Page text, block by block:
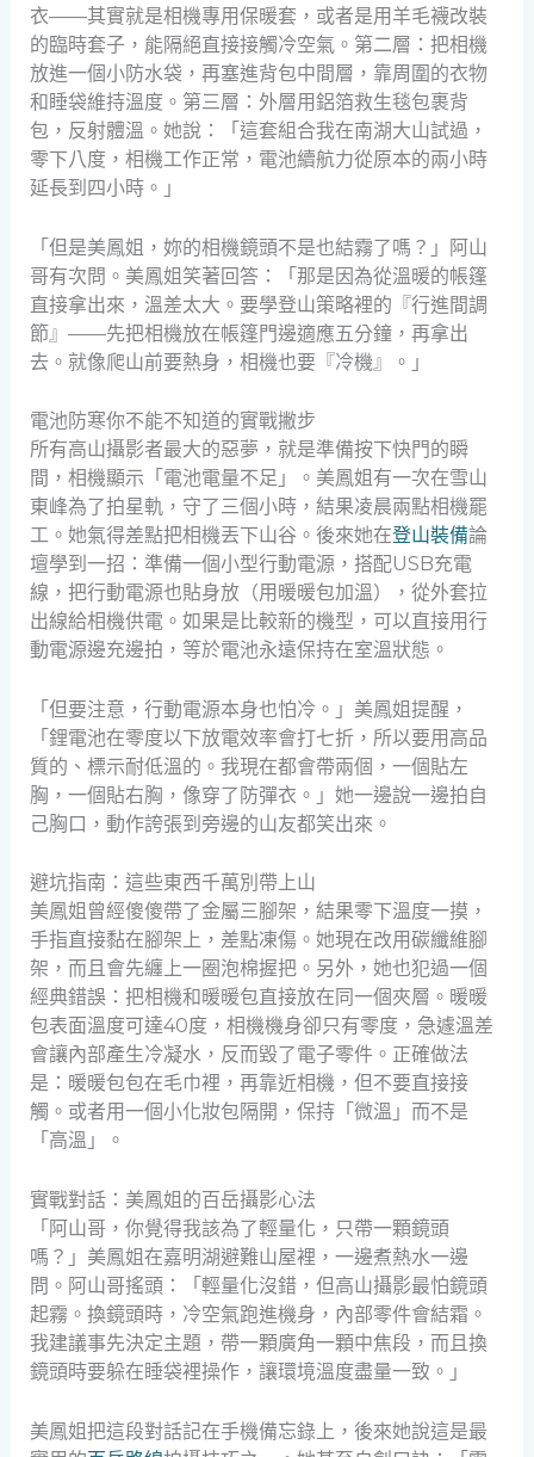
衣——其實就是相機專用保暖套，或者是用羊毛襪改裝
的臨時套子，能隔絕直接接觸冷空氣。第二層：把相機
放進一個小防水袋，再塞進背包中間層，靠周圍的衣物
和睡袋維持溫度。第三層：外層用鋁箔救生毯包裹背
包，反射體溫。她說：「這套組合我在南湖大山試過，
零下八度，相機工作正常，電池續航力從原本的兩小時
延長到四小時。」
「但是美鳳姐，妳的相機鏡頭不是也結霧了嗎？」阿山
哥有次問。美鳳姐笑著回答：「那是因為從溫暖的帳篷
直接拿出來，溫差太大。要學登山策略裡的『行進間調
節』——先把相機放在帳篷門邊適應五分鐘，再拿出
去。就像爬山前要熱身，相機也要『冷機』。」
電池防寒你不能不知道的實戰撇步
所有高山攝影者最大的惡夢，就是準備按下快門的瞬
間，相機顯示「電池電量不足」。美鳳姐有一次在雪山
東峰為了拍星軌，守了三個小時，結果凌晨兩點相機罷
工。她氣得差點把相機丟下山谷。後來她在登山裝備論
壇學到一招：準備一個小型行動電源，搭配USB充電
線，把行動電源也貼身放（用暖暖包加溫），從外套拉
出線給相機供電。如果是比較新的機型，可以直接用行
動電源邊充邊拍，等於電池永遠保持在室溫狀態。
「但要注意，行動電源本身也怕冷。」美鳳姐提醒，
「鋰電池在零度以下放電效率會打七折，所以要用高品
質的、標示耐低溫的。我現在都會帶兩個，一個貼左
胸，一個貼右胸，像穿了防彈衣。」她一邊說一邊拍自
己胸口，動作誇張到旁邊的山友都笑出來。
避坑指南：這些東西千萬別帶上山
美鳳姐曾經傻傻帶了金屬三腳架，結果零下溫度一摸，
手指直接黏在腳架上，差點凍傷。她現在改用碳纖維腳
架，而且會先纏上一圈泡棉握把。另外，她也犯過一個
經典錯誤：把相機和暖暖包直接放在同一個夾層。暖暖
包表面溫度可達40度，相機機身卻只有零度，急遽溫差
會讓內部產生冷凝水，反而毀了電子零件。正確做法
是：暖暖包包在毛巾裡，再靠近相機，但不要直接接
觸。或者用一個小化妝包隔開，保持「微溫」而不是
「高溫」。
實戰對話：美鳳姐的百岳攝影心法
「阿山哥，你覺得我該為了輕量化，只帶一顆鏡頭
嗎？」美鳳姐在嘉明湖避難山屋裡，一邊煮熱水一邊
問。阿山哥搖頭：「輕量化沒錯，但高山攝影最怕鏡頭
起霧。換鏡頭時，冷空氣跑進機身，內部零件會結霜。
我建議事先決定主題，帶一顆廣角一顆中焦段，而且換
鏡頭時要躲在睡袋裡操作，讓環境溫度盡量一致。」
美鳳姐把這段對話記在手機備忘錄上，後來她說這是最